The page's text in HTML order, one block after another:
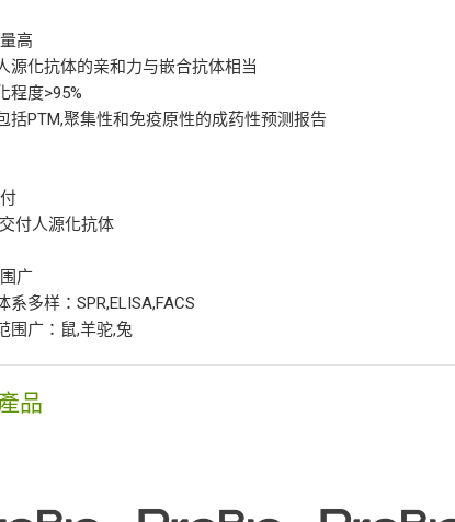
高
源化抗体的亲和力与嵌合抗体相当
程度>95%
括PTM,聚集性和免疫原性的成药性预测报告
付人源化抗体
广
系多样：SPR,ELISA,FACS
围广：鼠,羊驼,兔
品